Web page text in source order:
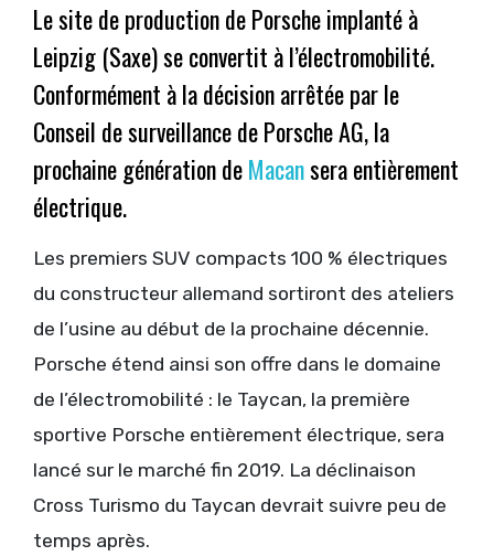
Le site de production de Porsche implanté à
Leipzig (Saxe) se convertit à l’électromobilité.
Conformément à la décision arrêtée par le
Conseil de surveillance de Porsche AG, la
prochaine génération deMacansera entièrement
électrique.
Les premiers SUV compacts 100 % électriques
du constructeur allemand sortiront des ateliers
de l’usine au début de la prochaine décennie.
Porsche étend ainsi son offre dans le domaine
de l’électromobilité : le Taycan, la première
sportive Porsche entièrement électrique, sera
lancé sur le marché fin 2019. La déclinaison
Cross Turismo du Taycan devrait suivre peu de
temps après.